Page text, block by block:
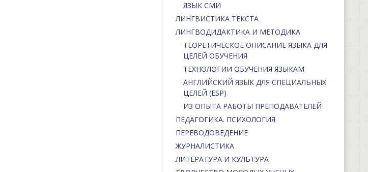
ЯЗЫК СМИ
ЛИНГВИСТИКА ТЕКСТА
ЛИНГВОДИДАКТИКА И МЕТОДИКА
ТЕОРЕТИЧЕСКОЕ ОПИСАНИЕ ЯЗЫКА ДЛЯ
ЦЕЛЕЙ ОБУЧЕНИЯ
ТЕХНОЛОГИИ ОБУЧЕНИЯ ЯЗЫКАМ
АНГЛИЙСКИЙ ЯЗЫК ДЛЯ СПЕЦИАЛЬНЫХ
ЦЕЛЕЙ (ESP)
ИЗ ОПЫТА РАБОТЫ ПРЕПОДАВАТЕЛЕЙ
ПЕДАГОГИКА. ПСИХОЛОГИЯ
ПЕРЕВОДОВЕДЕНИЕ
ЖУРНАЛИСТИКА
ЛИТЕРАТУРА И КУЛЬТУРА